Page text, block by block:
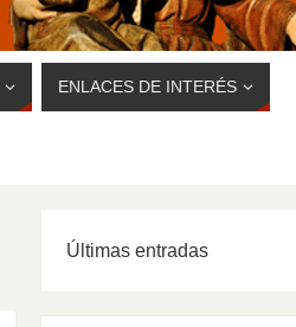
ENLACES DE INTERÉS
Últimas entradas